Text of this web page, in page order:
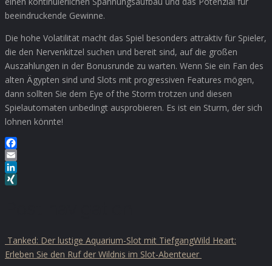
beeindruckende Gewinne.
Die hohe Volatilität macht das Spiel besonders attraktiv für Spieler,
die den Nervenkitzel suchen und bereit sind, auf die großen
Auszahlungen in der Bonusrunde zu warten. Wenn Sie ein Fan des
alten Ägypten sind und Slots mit progressiven Features mögen,
dann sollten Sie dem Eye of the Storm trotzen und diesen
Spielautomaten unbedingt ausprobieren. Es ist ein Sturm, der sich
lohnen könnte!
Facebook
Email
LinkedIn
Tanked: Der lustige Aquarium-Slot mit TiefgangWild Heart:
Erleben Sie den Ruf der Wildnis im Slot-Abenteuer